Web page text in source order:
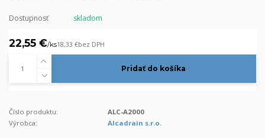
Dostupnosť skladom
22,55 €/ks18,33 €bez DPH
Pridať do košíka
Číslo produktu:
ALC-A2000
Výrobca:
Alcadrain s.r.o.